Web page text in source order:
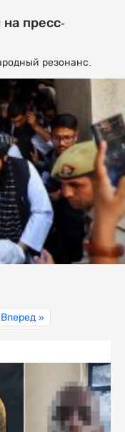
пресс-
резонанс.
Вперед »